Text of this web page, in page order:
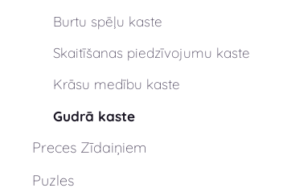
Burtu spēļu kaste
Skaitīšanas piedzīvojumu kaste
Krāsu medību kaste
Gudrā kaste
Preces Zīdaiņiem
Puzles